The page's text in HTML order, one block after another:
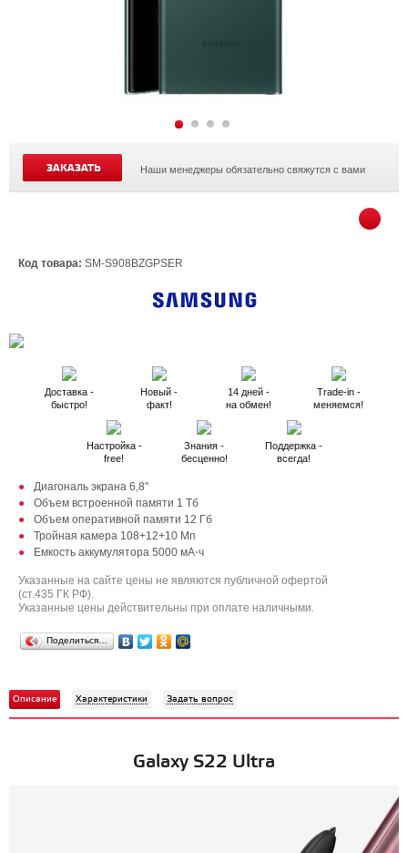
ЗАКАЗАТЬ Наши менеджеры обязательно свяжутся с вами
Код товара: SM-S908BZGPSER
Доставка -
быстро!
Новый -
факт!
14 дней -
на обмен!
Trade-in -
меняемся!
Настройка -
free!
Знания -
бесценно!
Поддержка -
всегда!
Диагональ экрана 6,8"
Объем встроенной памяти 1 Тб
Объем оперативной памяти 12 Гб
Тройная камера 108+12+10 Мп
Емкость аккумулятора 5000 мА⋅ч
Указанные на сайте цены не являются публичной офертой
(ст.435 ГК РФ).
Указанные цены действительны при оплате наличными.
Поделиться…
Описание Характеристики Задать вопрос
Galaxy S22 Ultra